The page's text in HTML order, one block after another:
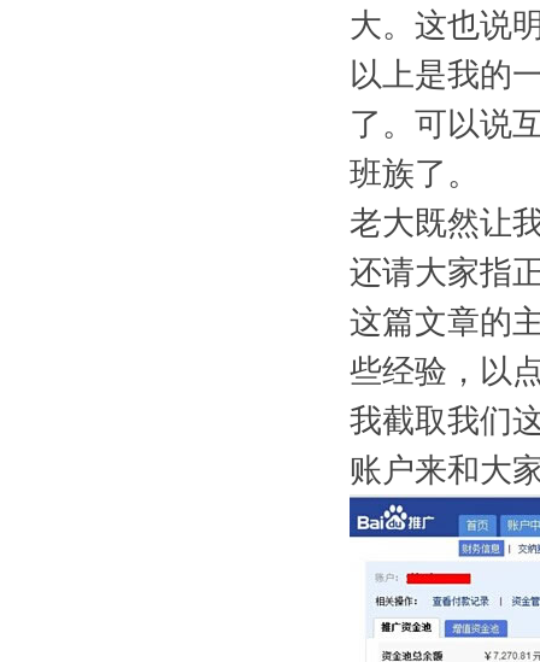
大。这也说
以上是我的
了。可以说
班族了。
老大既然让
还请大家指
这篇文章的
些经验，以
我截取我们
账户来和大